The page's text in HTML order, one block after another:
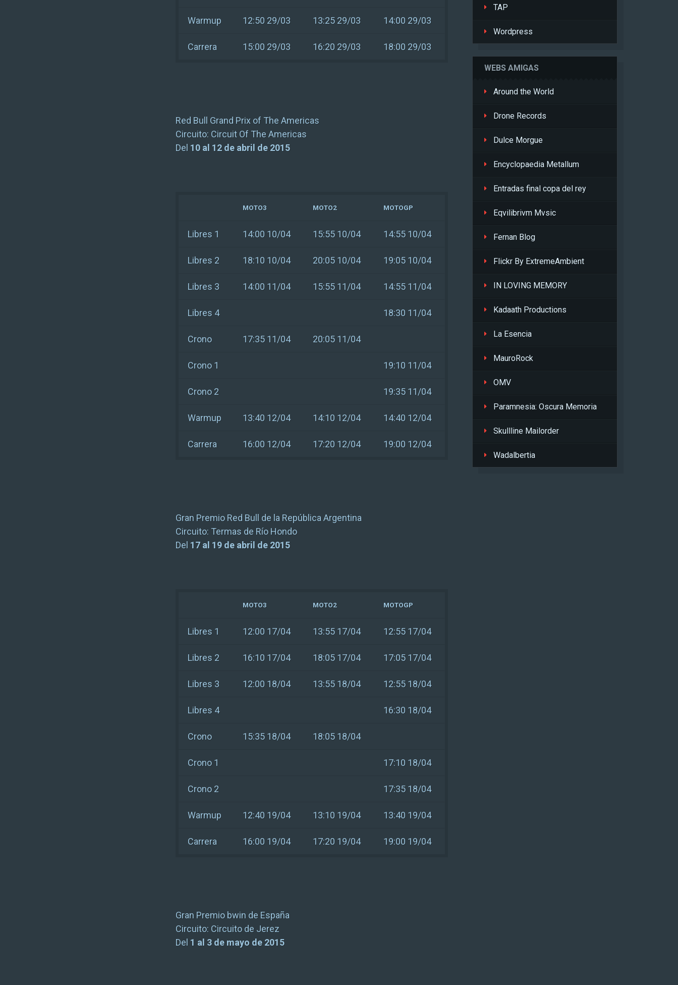
Warmup 12:50 29/03 13:25 29/03 14:00 29/03
Carrera 15:00 29/03 16:20 29/03 18:00 29/03
Red Bull Grand Prix of The Americas
Circuito: Circuit Of The Americas
Del 10 al 12 de abril de 2015
MOTO3 MOTO2 MOTOGP
Libres 1 14:00 10/04 15:55 10/04 14:55 10/04
Libres 2 18:10 10/04 20:05 10/04 19:05 10/04
Libres 3 14:00 11/04 15:55 11/04 14:55 11/04
Libres 4 18:30 11/04
Crono 17:35 11/04 20:05 11/04
Crono 1 19:10 11/04
Crono 2 19:35 11/04
Warmup 13:40 12/04 14:10 12/04 14:40 12/04
Carrera 16:00 12/04 17:20 12/04 19:00 12/04
Gran Premio Red Bull de la República Argentina
Circuito: Termas de Río Hondo
Del 17 al 19 de abril de 2015
MOTO3 MOTO2 MOTOGP
Libres 1 12:00 17/04 13:55 17/04 12:55 17/04
Libres 2 16:10 17/04 18:05 17/04 17:05 17/04
Libres 3 12:00 18/04 13:55 18/04 12:55 18/04
Libres 4 16:30 18/04
Crono 15:35 18/04 18:05 18/04
Crono 1 17:10 18/04
Crono 2 17:35 18/04
Warmup 12:40 19/04 13:10 19/04 13:40 19/04
Carrera 16:00 19/04 17:20 19/04 19:00 19/04
Gran Premio bwin de España
Circuito: Circuito de Jerez
Del 1 al 3 de mayo de 2015
TAP
Wordpress
WEBS AMIGAS
Around the World
Drone Records
Dulce Morgue
Encyclopaedia Metallum
Entradas final copa del rey
Eqvilibrivm Mvsic
Fernan Blog
Flickr By ExtremeAmbient
IN LOVING MEMORY
Kadaath Productions
La Esencia
MauroRock
OMV
Paramnesia: Oscura Memoria
Skullline Mailorder
Wadalbertia